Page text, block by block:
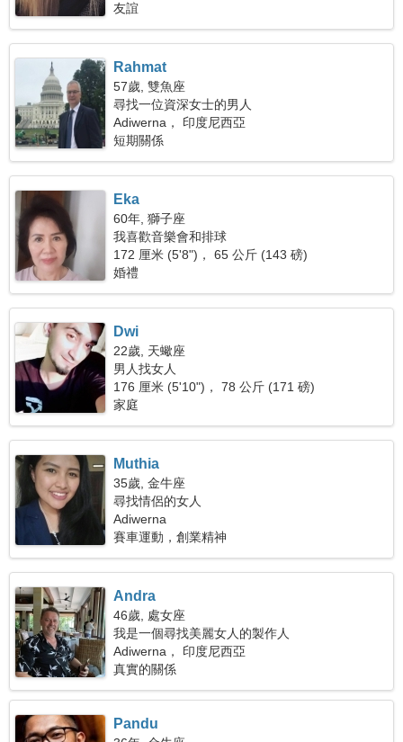
友誼
Rahmat
57歲, 雙魚座
尋找一位資深女士的男人
Adiwerna， 印度尼西亞
短期關係
Eka
60年, 獅子座
我喜歡音樂會和排球
172 厘米 (5'8")， 65 公斤 (143 磅)
婚禮
Dwi
22歲, 天蠍座
男人找女人
176 厘米 (5'10")， 78 公斤 (171 磅)
家庭
Muthia
35歲, 金牛座
尋找情侶的女人
Adiwerna
賽車運動，創業精神
Andra
46歲, 處女座
我是一個尋找美麗女人的製作人
Adiwerna， 印度尼西亞
真實的關係
Pandu